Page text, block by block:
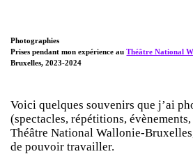
Photographies
Prises pendant mon expérience auThéâtre National
Bruxelles, 2023-2024
Voici quelques souvenirs que j’ai
(spectacles, répétitions,
Théâtre National Wallonie-
de pouvoir travailler.